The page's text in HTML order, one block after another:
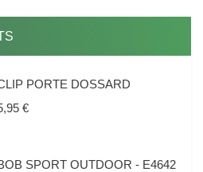
PORTE DOSSARD
€Prix
SPORT OUTDOOR - E4642